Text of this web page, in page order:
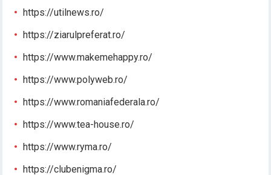
https://utilnews.ro/
https://ziarulpreferat.ro/
https://www.makemehappy.ro/
https://www.polyweb.ro/
https://www.romaniafederala.ro/
https://www.tea-house.ro/
https://www.ryma.ro/
https://clubenigma.ro/